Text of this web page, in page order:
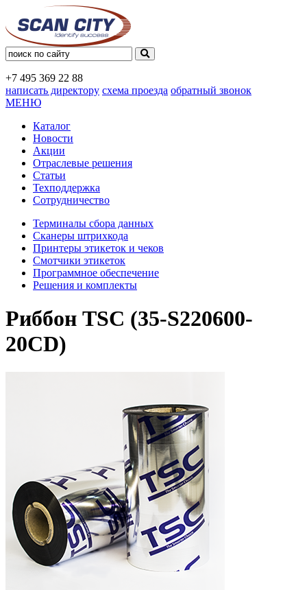
+7 495 369 22 88
написать директору схема проезда обратный звонок
МЕНЮ
Каталог
Новости
Акции
Отраслевые решения
Статьи
Техподдержка
Сотрудничество
Терминалы сбора данных
Сканеры штрихкода
Принтеры этикеток и чеков
Смотчики этикеток
Программное обеспечение
Решения и комплекты
Риббон TSC (35-S220600-
20CD)